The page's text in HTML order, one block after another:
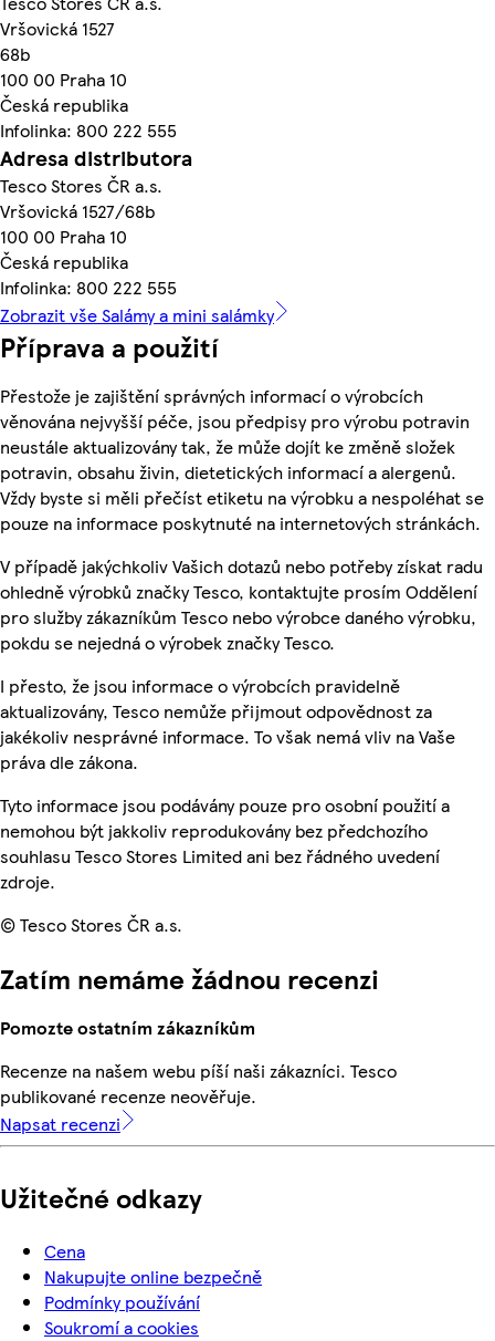
Vršovická 1527
68b
100 00 Praha 10
Česká republika
Infolinka: 800 222 555
Adresa distributora
Tesco Stores ČR a.s.
Vršovická 1527/68b
100 00 Praha 10
Česká republika
Infolinka: 800 222 555
Zobrazit vše Salámy a mini salámky
Příprava a použití
Přestože je zajištění správných informací o výrobcích
věnována nejvyšší péče, jsou předpisy pro výrobu potravin
neustále aktualizovány tak, že může dojít ke změně složek
potravin, obsahu živin, dietetických informací a alergenů.
Vždy byste si měli přečíst etiketu na výrobku a nespoléhat se
pouze na informace poskytnuté na internetových stránkách.
V případě jakýchkoliv Vašich dotazů nebo potřeby získat radu
ohledně výrobků značky Tesco, kontaktujte prosím Oddělení
pro služby zákazníkům Tesco nebo výrobce daného výrobku,
pokdu se nejedná o výrobek značky Tesco.
I přesto, že jsou informace o výrobcích pravidelně
aktualizovány, Tesco nemůže přijmout odpovědnost za
jakékoliv nesprávné informace. To však nemá vliv na Vaše
práva dle zákona.
Tyto informace jsou podávány pouze pro osobní použití a
nemohou být jakkoliv reprodukovány bez předchozího
souhlasu Tesco Stores Limited ani bez řádného uvedení
zdroje.
© Tesco Stores ČR a.s.
Zatím nemáme žádnou recenzi
Pomozte ostatním zákazníkům
Recenze na našem webu píší naši zákazníci. Tesco
publikované recenze neověřuje.
Napsat recenzi
Užitečné odkazy
Cena
Nakupujte online bezpečně
Podmínky používání
Soukromí a cookies